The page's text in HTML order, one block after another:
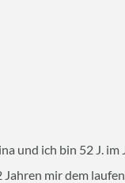
und ich bin 52 J. im
mir dem